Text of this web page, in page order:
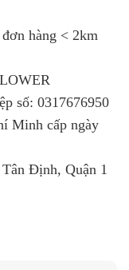
hàng < 2km
số: 0317676950
Minh cấp ngày
Định, Quận 1